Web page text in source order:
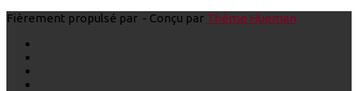
Fièrement propulsé par - Conçu par Thème Hueman